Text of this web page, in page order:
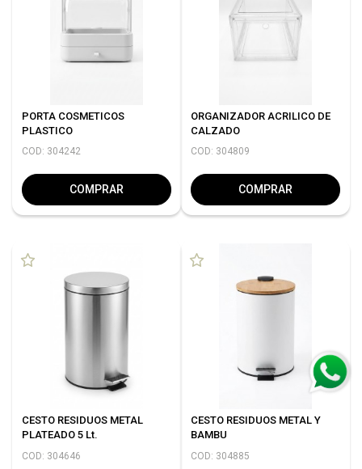
PORTA COSMETICOS
PLASTICO
COD: 304242
COMPRAR
ORGANIZADOR ACRILICO DE
CALZADO
COD: 304809
COMPRAR
CESTO RESIDUOS METAL
PLATEADO 5 Lt.
COD: 304646
CESTO RESIDUOS METAL Y
BAMBU
COD: 304885